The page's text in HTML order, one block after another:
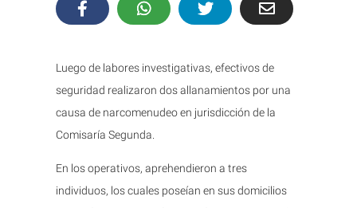
Luego de labores investigativas, efectivos de
seguridad realizaron dos allanamientos por una
causa de narcomenudeo en jurisdicción de la
Comisaría Segunda.
En los operativos, aprehendieron a tres
individuos, los cuales poseían en sus domicilios